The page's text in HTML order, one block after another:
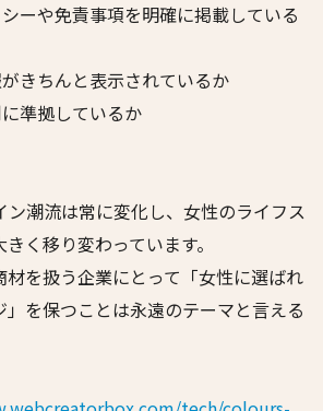
ーや免責事項を明確に掲載している
きちんと表示されているか
準拠しているか
ン潮流は常に変化し、女性のライフス
く移り変わっています。
を扱う企業にとって「女性に選ばれ
を保つことは永遠のテーマと言える